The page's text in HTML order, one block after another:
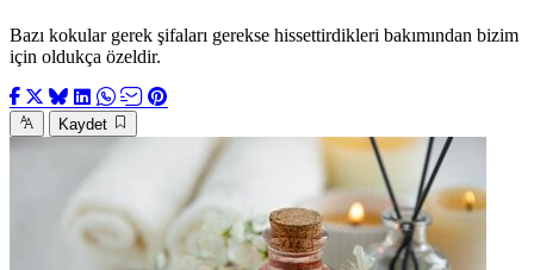
Bazı kokular gerek şifaları gerekse hissettirdikleri bakımından bizim
için oldukça özeldir.
Kaydet